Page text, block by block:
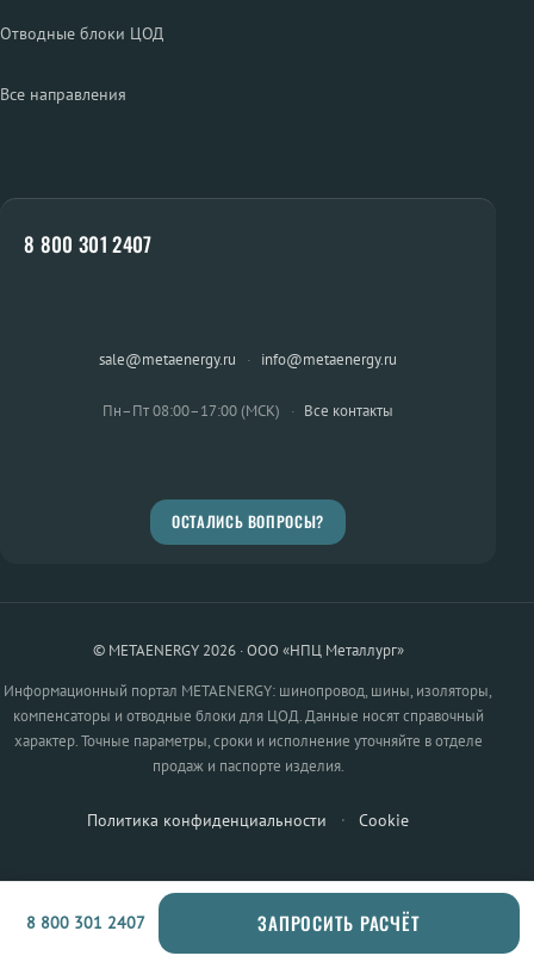
Отводные блоки ЦОД
Все направления
8 800 301 2407
sale@metaenergy.ru · info@metaenergy.ru
Пн–Пт 08:00–17:00 (МСК) · Все контакты
ОСТАЛИСЬ ВОПРОСЫ?
© METAENERGY 2026 · ООО «НПЦ Металлург»
Информационный портал METAENERGY: шинопровод, шины, изоляторы,
компенсаторы и отводные блоки для ЦОД. Данные носят справочный
характер. Точные параметры, сроки и исполнение уточняйте в отделе
продаж и паспорте изделия.
Политика конфиденциальности · Cookie
8 800 301 2407 ЗАПРОСИТЬ РАСЧЁТ